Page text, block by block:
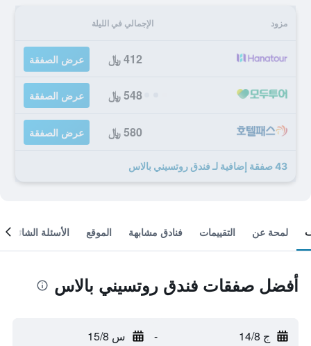
مزود الإجمالي في الليلة
412 ﷼ عرض الصفقة
548 ﷼ عرض الصفقة
580 ﷼ عرض الصفقة
43 صفقة إضافية لـ فندق روتسيني بالاس
لمحة عن التقييمات فنادق مشابهة الموقع الأسئلة الشائعة
أفضل صفقات فندق روتسيني بالاس
ج 14/8 - س 15/8